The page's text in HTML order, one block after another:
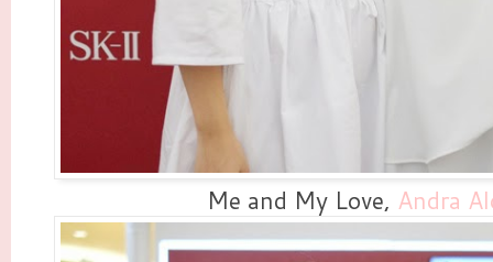
Me and My Love, Andra